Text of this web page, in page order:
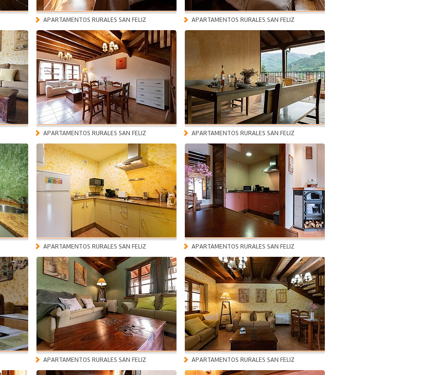
APARTAMENTOS RURALES SAN FELIZ APARTAMENTOS RURALES SAN FELIZ
APARTAMENTOS RURALES SAN FELIZ APARTAMENTOS RURALES SAN FELIZ
APARTAMENTOS RURALES SAN FELIZ APARTAMENTOS RURALES SAN FELIZ
APARTAMENTOS RURALES SAN FELIZ APARTAMENTOS RURALES SAN FELIZ